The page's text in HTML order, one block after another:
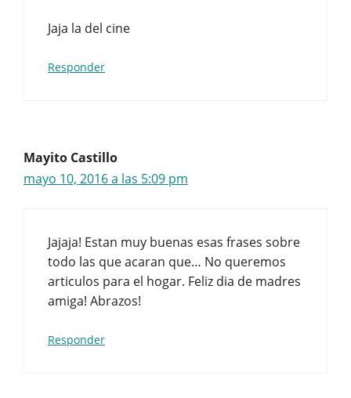
Jaja la del cine
Responder
Mayito Castillo
mayo 10, 2016 a las 5:09 pm
Jajaja! Estan muy buenas esas frases sobre
todo las que acaran que… No queremos
articulos para el hogar. Feliz dia de madres
amiga! Abrazos!
Responder